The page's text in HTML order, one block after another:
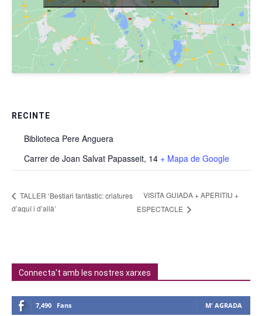
RECINTE
Biblioteca Pere Anguera
Carrer de Joan Salvat Papasseit, 14 + Mapa de Google
TALLER ‘Bestiari fantàstic: criatures
d’aquí i d’allà’
VISITA GUIADA + APERITIU +
ESPECTACLE
Connecta't amb les nostres xarxes
7,490 Fans M' AGRADA